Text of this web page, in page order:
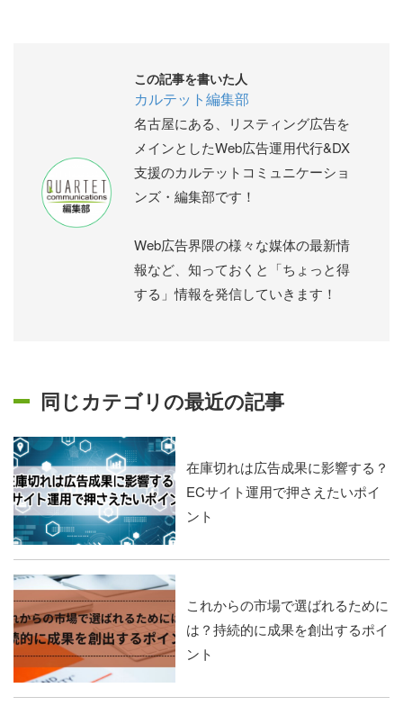
この記事を書いた人
カルテット編集部
名古屋にある、リスティング広告を
メインとしたWeb広告運用代行&DX
支援のカルテットコミュニケーショ
ンズ・編集部です！
Web広告界隈の様々な媒体の最新情
報など、知っておくと「ちょっと得
する」情報を発信していきます！
同じカテゴリの最近の記事
在庫切れは広告成果に影響する？
ECサイト運用で押さえたいポイ
ント
これからの市場で選ばれるために
は？持続的に成果を創出するポイ
ント